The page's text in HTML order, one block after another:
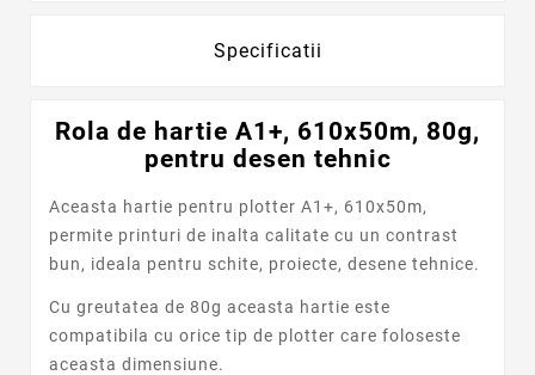
Specificatii
Rola de hartie A1+, 610x50m, 80g,
pentru desen tehnic
Aceasta hartie pentru plotter A1+, 610x50m,
permite printuri de inalta calitate cu un contrast
bun, ideala pentru schite, proiecte, desene tehnice.
Cu greutatea de 80g aceasta hartie este
compatibila cu orice tip de plotter care foloseste
aceasta dimensiune.